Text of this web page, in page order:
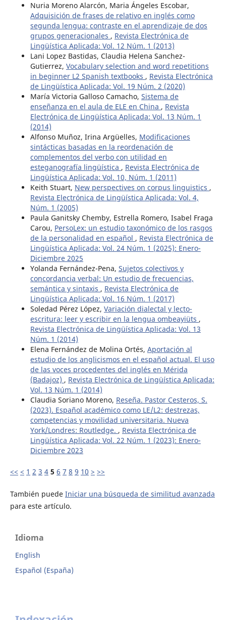
Nuria Moreno Alarcón, Maria Ángeles Escobar,
Adquisición de frases de relativo en inglés como
segunda lengua: contraste en el aprendizaje de dos
grupos generacionales , Revista Electrónica de
Lingüística Aplicada: Vol. 12 Núm. 1 (2013)
Lani Lopez Bastidas, Claudia Helena Sanchez-
Gutierrez, Vocabulary selection and word repetitions
in beginner L2 Spanish textbooks , Revista Electrónica
de Lingüística Aplicada: Vol. 19 Núm. 2 (2020)
María Victoria Galloso Camacho, Sistema de
enseñanza en el aula de ELE en China , Revista
Electrónica de Lingüística Aplicada: Vol. 13 Núm. 1
(2014)
Alfonso Muñoz, Irina Argüelles, Modificaciones
sintácticas basadas en la reordenación de
complementos del verbo con utilidad en
esteganografía lingüística , Revista Electrónica de
Lingüística Aplicada: Vol. 10, Núm. 1 (2011)
Keith Stuart, New perspectives on corpus linguistics ,
Revista Electrónica de Lingüística Aplicada: Vol. 4,
Núm. 1 (2005)
Paula Ganitsky Chemby, Estrella Romero, Isabel Fraga
Carou, PersoLex: un estudio taxonómico de los rasgos
de la personalidad en español , Revista Electrónica de
Lingüística Aplicada: Vol. 24 Núm. 1 (2025): Enero-
Diciembre 2025
Yolanda Fernández-Pena, Sujetos colectivos y
concordancia verbal: Un estudio de frecuencias,
semántica y sintaxis , Revista Electrónica de
Lingüística Aplicada: Vol. 16 Núm. 1 (2017)
Soledad Pérez López, Variación dialectal y lecto-
escritura: leer y escribir en la lengua ombeayiüts ,
Revista Electrónica de Lingüística Aplicada: Vol. 13
Núm. 1 (2014)
Elena Fernández de Molina Ortés, Aportación al
estudio de los anglicismos en el español actual. El uso
de las voces procedentes del inglés en Mérida
(Badajoz) , Revista Electrónica de Lingüística Aplicada:
Vol. 13 Núm. 1 (2014)
Claudia Soriano Moreno, Reseña. Pastor Cesteros, S.
(2023). Español académico como LE/L2: destrezas,
competencias y movilidad universitaria. Nueva
York/Londres: Routledge. , Revista Electrónica de
Lingüística Aplicada: Vol. 22 Núm. 1 (2023): Enero-
Diciembre 2023
<< < 1 2 3 4 5 6 7 8 9 10 > >>
También puede Iniciar una búsqueda de similitud avanzada
para este artículo.
Idioma
English
Español (España)